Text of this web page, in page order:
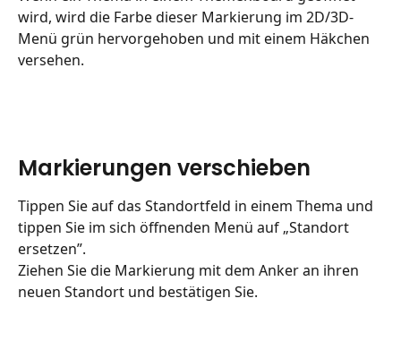
wird, wird die Farbe dieser Markierung im 2D/3D-
Menü grün hervorgehoben und mit einem Häkchen
versehen.
Markierungen verschieben
Tippen Sie auf das Standortfeld in einem Thema und
tippen Sie im sich öffnenden Menü auf „Standort
ersetzen”.
Ziehen Sie die Markierung mit dem Anker an ihren
neuen Standort und bestätigen Sie.